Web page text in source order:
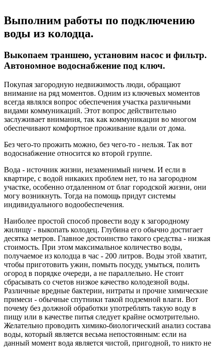
Выполним работы по подключению
воды из колодца.
Выкопаем траншею, установим насос и фильтр.
Автономное водоснабжение под ключ.
Покупая загородную недвижимость люди, обращают
внимание на ряд моментов. Одним из ключевых моментов
всегда являлся вопрос обеспечения участка различными
видами коммуникаций. Этот вопрос действительно
заслуживает внимания, так как коммуникации во многом
обеспечивают комфортное проживание вдали от дома.
Без чего-то прожить можно, без чего-то - нельзя. Так вот
водоснабжение относится ко второй группе.
Вода - источник жизни, незаменимый ничем. И если в
квартире, с водой никаких проблем нет, то на загородном
участке, особенно отдаленном от благ городской жизни, они
могу возникнуть. Тогда на помощь придут системы
индивидуального водообеспечения.
Наиболее простой способ провести воду к загородному
жилищу - выкопать колодец. Глубина его обычно достигает
десятка метров. Главное достоинство такого средства - низкая
стоимость. При этом максимальное количество воды,
получаемое из колодца в час - 200 литров. Воды этой хватит,
чтобы приготовить ужин, помыть посуду, умыться, полить
огород в порядке очереди, а не параллельно. Не стоит
сбрасывать со счетов низкое качество колодезной воды.
Различные вредные бактерии, нитраты и прочие химические
примеси - обычные спутники такой подземной влаги. Вот
почему без должной обработки употреблять такую воду в
пищу или в качестве питья следует крайне осмотрительно.
Желательно проводить химико-биологический анализ состава
воды, который является весьма непостоянным: если на
данный момент вода является чистой, пригодной, то никто не